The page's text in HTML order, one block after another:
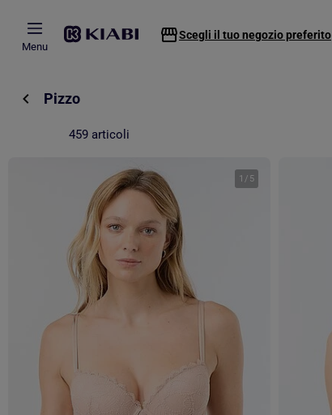
Menu
Scegli il tuo negozio preferito
Pizzo
459 articoli
1 / 5